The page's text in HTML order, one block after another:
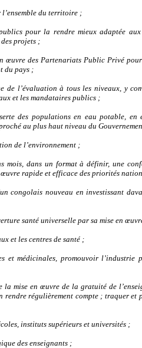
du territoire ;
pour la rendre mieux adaptée
projets ;
œuvre des Partenariats Public Privé
du pays ;
l’évaluation à tous les niveaux, y
et les mandataires publics ;
des populations en eau potable, en
au plus haut niveau du
de l’environnement ;
mois, dans un format à définir, une
œuvre rapide et efficace des priorités
congolais nouveau en investissant
santé universelle par sa mise en
et les centres de santé ;
et médicinales, promouvoir l’industrie
mise en œuvre de la gratuité de
rendre régulièrement compte ; traquer et
instituts supérieurs et universités ;
des enseignants ;